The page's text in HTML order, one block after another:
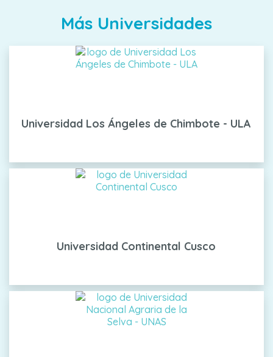
Más Universidades
Universidad Los Ángeles de Chimbote - ULA
Universidad Continental Cusco